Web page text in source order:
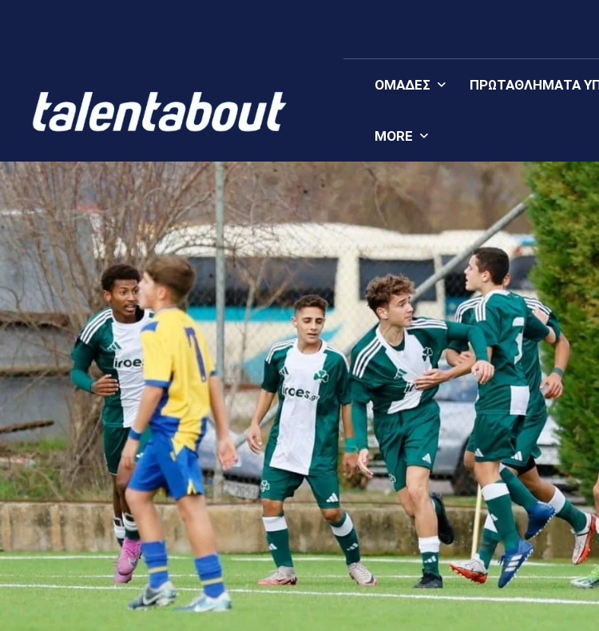
ΟΜΆΔΕΣ ΠΡΩΤΑΘΛΉΜΑΤΑ
MORE